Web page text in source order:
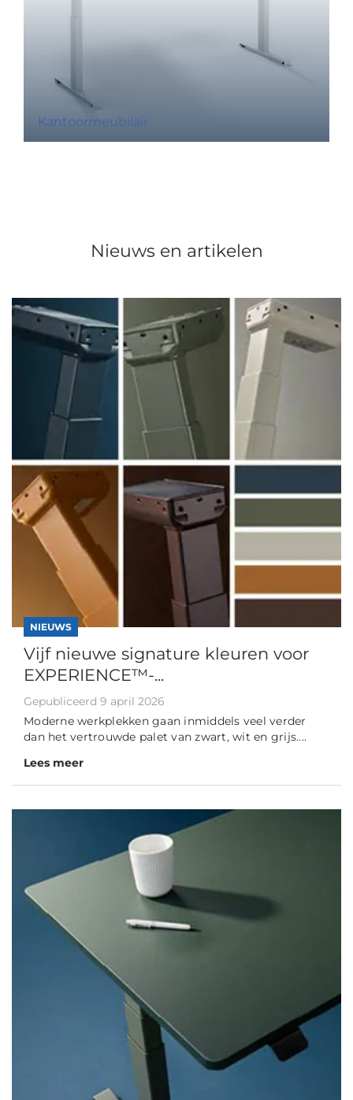
Kantoormeubilair
Nieuws en artikelen
NIEUWS
Vijf nieuwe signature kleuren voor
EXPERIENCE™-...
Gepubliceerd 9 april 2026
Moderne werkplekken gaan inmiddels veel verder
dan het vertrouwde palet van zwart, wit en grijs....
Lees meer